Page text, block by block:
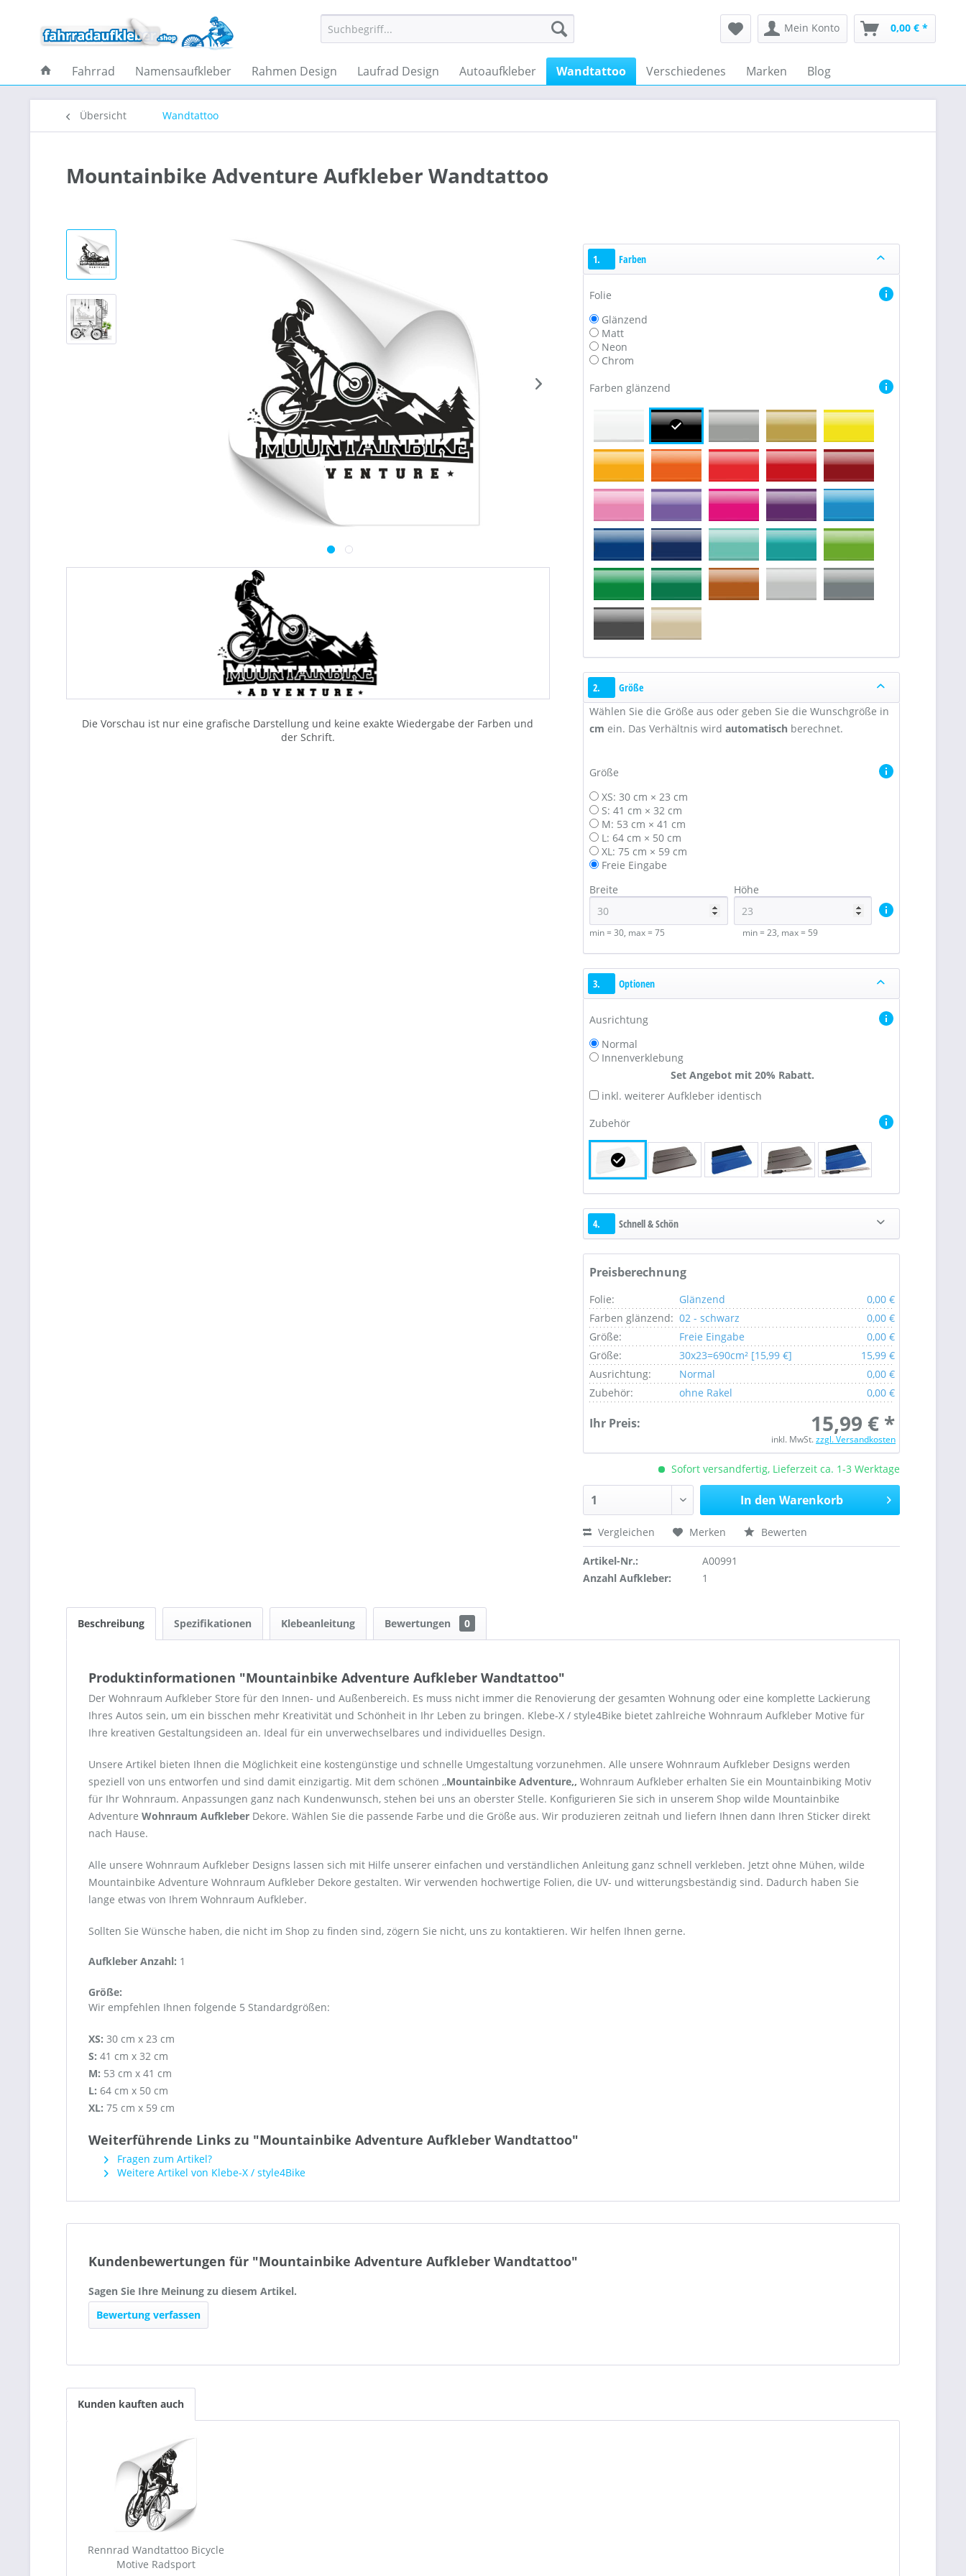
Mein Konto 0,00 € *
Fahrrad Namensaufkleber Rahmen Design Laufrad Design Autoaufkleber Wandtattoo Verschiedenes Marken Blog
Übersicht Wandtattoo
Mountainbike Adventure Aufkleber Wandtattoo
Die Vorschau ist nur eine grafische Darstellung und keine exakte Wiedergabe der Farben und
der Schrift.
1. Farben
Folie
Glänzend
Matt
Neon
Chrom
Farben glänzend
2.
Größe
Wählen Sie die Größe aus oder geben Sie die Wunschgröße in
cm ein. Das Verhältnis wirdautomatisch berechnet.
Größe
XS: 30 cm × 23 cm
S: 41 cm × 32 cm
M: 53 cm × 41 cm
L: 64 cm × 50 cm
XL: 75 cm × 59 cm
Freie Eingabe
Breite
Höhe
min = 30, max = 75 min = 23, max = 59
3. Optionen
Ausrichtung
Normal
Innenverklebung
Set Angebot mit 20% Rabatt.
inkl. weiterer Aufkleber identisch
Zubehör
4. Schnell & Schön
Preisberechnung
Folie: Glänzend
0,00 €
Farben glänzend: 02 - schwarz
0,00 €
Größe:
Freie Eingabe
0,00 €
Größe:
30x23=690cm² [15,99 €]
15,99 €
Ausrichtung:
Normal
0,00 €
Zubehör:
ohne Rakel 0,00 €
Ihr Preis: 15,99 € *
inkl. MwSt.zzgl. Versandkosten
Sofort versandfertig, Lieferzeit ca. 1-3 Werktage
In den Warenkorb
Vergleichen Merken Bewerten
Artikel-Nr.:
A00991
Anzahl Aufkleber:
1
Beschreibung Spezifikationen Klebeanleitung Bewertungen 0
Produktinformationen "Mountainbike Adventure Aufkleber Wandtattoo"
Der Wohnraum Aufkleber Store für den Innen- und Außenbereich. Es muss nicht immer die Renovierung der gesamten Wohnung oder eine komplette Lackierung
Ihres Autos sein, um ein bisschen mehr Kreativität und Schönheit in Ihr Leben zu bringen. Klebe-X / style4Bike bietet zahlreiche Wohnraum Aufkleber Motive für
Ihre kreativen Gestaltungsideen an. Ideal für ein unverwechselbares und individuelles Design.
Unsere Artikel bieten Ihnen die Möglichkeit eine kostengünstige und schnelle Umgestaltung vorzunehmen. Alle unsere Wohnraum Aufkleber Designs werden
speziell von uns entworfen und sind damit einzigartig. Mit dem schönen ,,Mountainbike Adventure,, Wohnraum Aufkleber erhalten Sie ein Mountainbiking Motiv
für Ihr Wohnraum. Anpassungen ganz nach Kundenwunsch, stehen bei uns an oberster Stelle. Konfigurieren Sie sich in unserem Shop wilde Mountainbike
Adventure Wohnraum Aufkleber Dekore. Wählen Sie die passende Farbe und die Größe aus. Wir produzieren zeitnah und liefern Ihnen dann Ihren Sticker direkt
nach Hause.
Alle unsere Wohnraum Aufkleber Designs lassen sich mit Hilfe unserer einfachen und verständlichen Anleitung ganz schnell verkleben. Jetzt ohne Mühen, wilde
Mountainbike Adventure Wohnraum Aufkleber Dekore gestalten. Wir verwenden hochwertige Folien, die UV- und witterungsbeständig sind. Dadurch haben Sie
lange etwas von Ihrem Wohnraum Aufkleber.
Sollten Sie Wünsche haben, die nicht im Shop zu finden sind, zögern Sie nicht, uns zu kontaktieren. Wir helfen Ihnen gerne.
Aufkleber Anzahl: 1
Größe:
Wir empfehlen Ihnen folgende 5 Standardgrößen:
XS: 30 cm x 23 cm
S: 41 cm x 32 cm
M: 53 cm x 41 cm
L: 64 cm x 50 cm
XL: 75 cm x 59 cm
Weiterführende Links zu "Mountainbike Adventure Aufkleber Wandtattoo"
Fragen zum Artikel?
Weitere Artikel von Klebe-X / style4Bike
Kundenbewertungen für "Mountainbike Adventure Aufkleber Wandtattoo"
Sagen Sie Ihre Meinung zu diesem Artikel.
Bewertung verfassen
Kunden kauften auch
Rennrad Wandtattoo Bicycle
Motive Radsport